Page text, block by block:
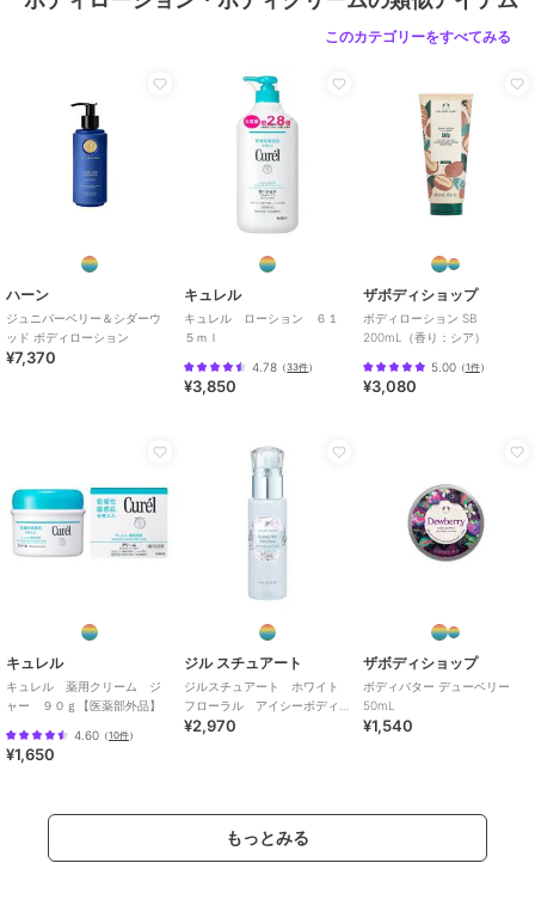
このカテゴリーをすべてみる
ハーン
ジュニパーベリー＆シダーウ
ッド ボディローション
¥7,370
キュレル
キュレル ローション ６１
５ｍｌ
4.78 （33件）
¥3,850
ザボディショップ
ボディローション SB
200mL（香り：シア）
5.00（1件）
¥3,080
キュレル
キュレル 薬用クリーム ジ
ャー ９０ｇ【医薬部外品】
4.60 （10件）
¥1,650
ジル スチュアート
ジルスチュアート ホワイト
フローラル アイシーボディ
ミスト＜限定＞
¥2,970
ザボディショップ
ボディバター デューベリー
50mL
¥1,540
もっとみる